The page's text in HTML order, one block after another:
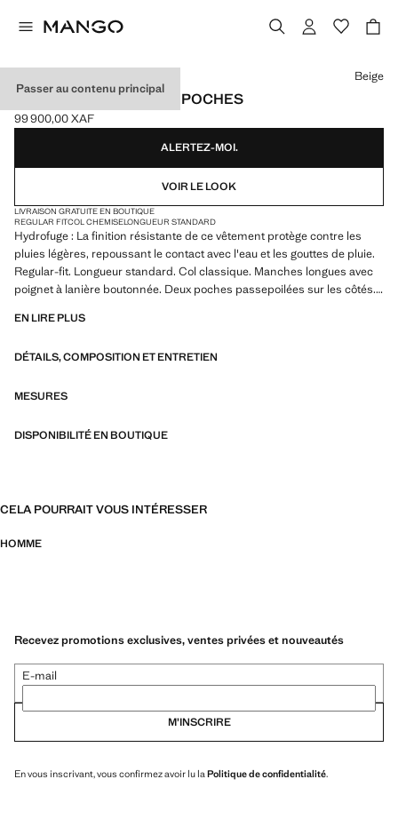
Passer au contenu principal
TRENCH DÉPERLANT À POCHES
Prix actuel [99 900,00 XAF ]
99 900,00 XAF
Choisissez une couleur
Beige
ALERTEZ-MOI.
VOIR LE LOOK
LIVRAISON GRATUITE EN BOUTIQUE
REGULAR FITCOL CHEMISELONGUEUR STANDARD
Hydrofuge : La finition résistante de ce vêtement protège contre les
pluies légères, repoussant le contact avec l'eau et les gouttes de pluie.
Regular-fit. Longueur standard. Col classique. Manches longues avec
poignet à lanière boutonnée. Deux poches passepoilées sur les côtés.
EN LIRE PLUS
DÉTAILS, COMPOSITION ET ENTRETIEN
MESURES
DISPONIBILITÉ EN BOUTIQUE
CELA POURRAIT VOUS INTÉRESSER
HOMME
Recevez promotions exclusives, ventes privées et nouveautés
E-mail
M’INSCRIRE
En vous inscrivant, vous confirmez avoir lu la Politique de confidentialité.